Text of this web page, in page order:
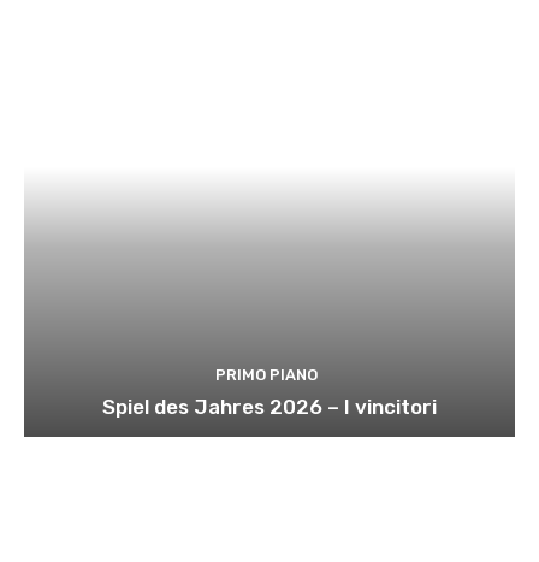
PRIMO PIANO
Spiel des Jahres 2026 – I vincitori